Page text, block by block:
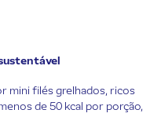
mini filés grelhados, ricos
de 50 kcal por porção,